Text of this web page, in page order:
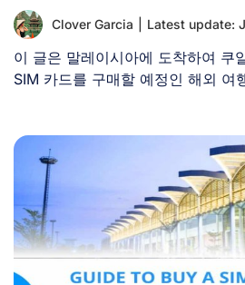
Clover Garcia Latest update:
이 글은 말레이시아에 도착하여 쿠
SIM 카드를 구매할 예정인 해외 여